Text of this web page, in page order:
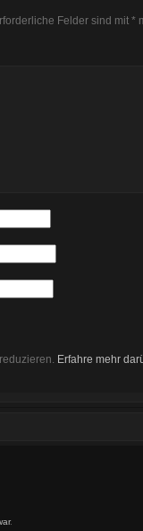
Felder sind mit *
Erfahre mehr
.